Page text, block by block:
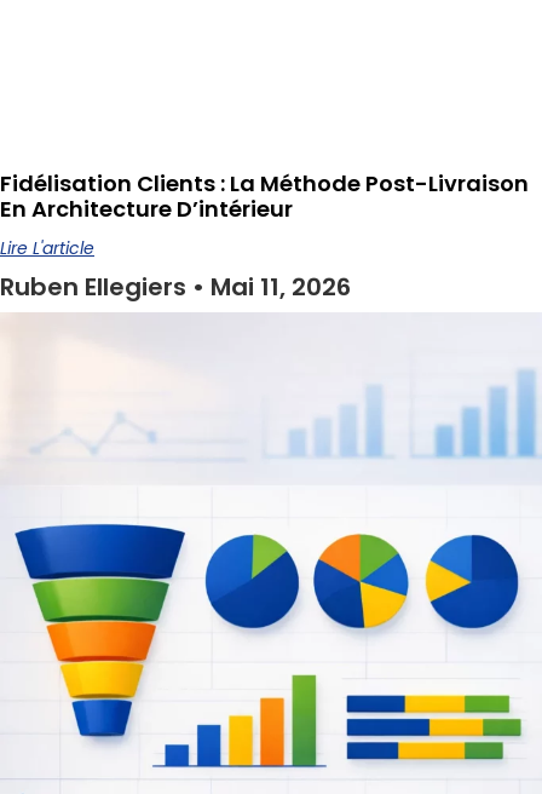
Fidélisation Clients : La Méthode Post-Livraison
En Architecture D’intérieur
Lire L'article
Ruben Ellegiers Mai 11, 2026